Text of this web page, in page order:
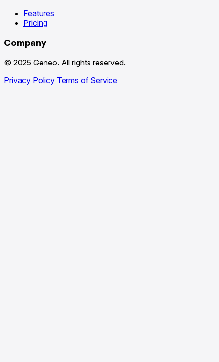
Features
Pricing
Company
© 2025 Geneo. All rights reserved.
Privacy Policy Terms of Service